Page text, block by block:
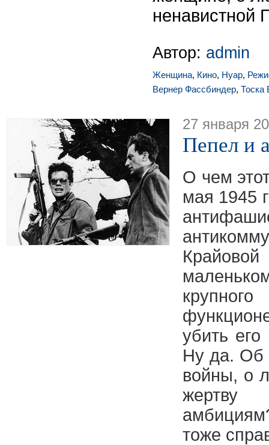
ненавистной
Автор: admin
Женщина, Кино, Нуар,
Вернер Фассбиндер, Тоска
27 января
Пепел и
О чем
мая 1945
убить
Ну да. Об
войны, о
тоже